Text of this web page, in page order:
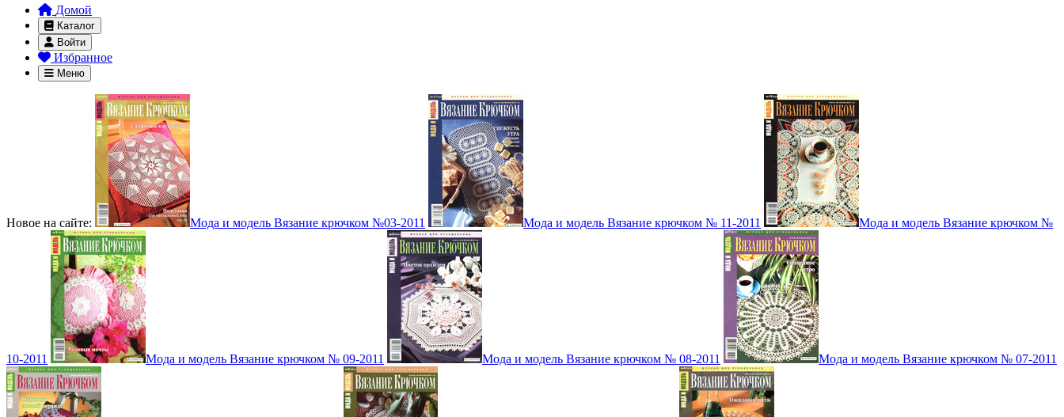
Домой
Каталог
Войти
Избранное
Меню
Новое на сайте: Мода и модель Вязание крючком №03-2011 Мода и модель Вязание крючком № 11-2011 Мода и модель Вязание крючком №
10-2011 Мода и модель Вязание крючком № 09-2011 Мода и модель Вязание крючком № 08-2011 Мода и модель Вязание крючком № 07-2011